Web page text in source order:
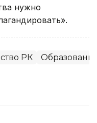
нужно
РК